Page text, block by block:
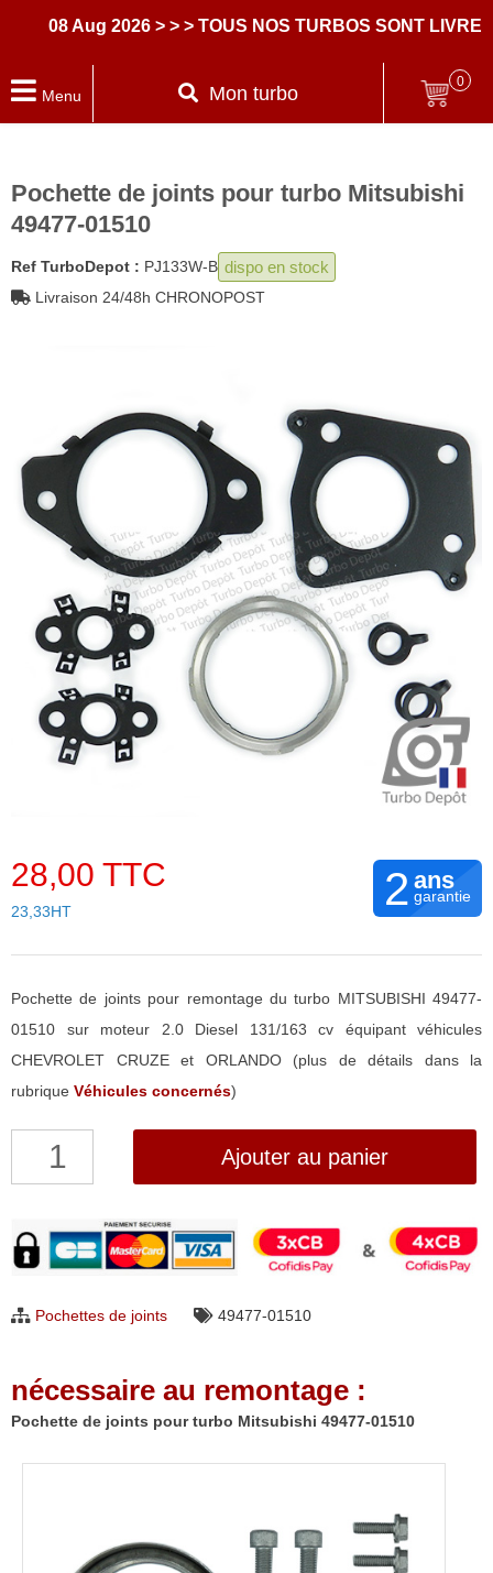
08 Aug 2026 > > > TOUS NOS TURBOS SONT LIVRES
Menu Mon turbo
0
Pochette de joints pour turbo Mitsubishi
49477-01510
Ref TurboDepot : PJ133W-B dispo en stock
Livraison 24/48h CHRONOPOST
28,00 TTC
23,33HT 2 ans
garantie
Pochette de joints pour remontage du turbo MITSUBISHI 49477-
01510 sur moteur 2.0 Diesel 131/163 cv équipant véhicules
CHEVROLET CRUZE et ORLANDO (plus de détails dans la
rubrique Véhicules concernés)
quantité
de
joints
turbo
49477-
01510
Ajouter au panier
Pochettes de joints 49477-01510
nécessaire au remontage :
Pochette de joints pour turbo Mitsubishi 49477-01510